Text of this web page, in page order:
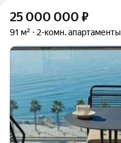
25 000 000 ₽
91 м² 2-комн. апартаменты